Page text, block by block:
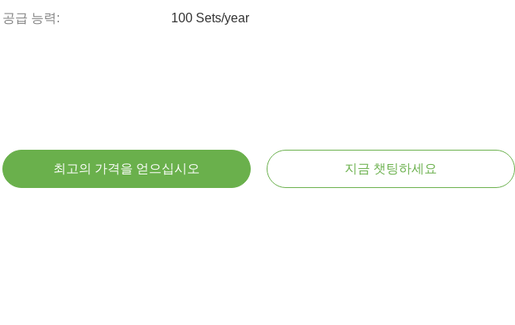
공급 능력: 100 Sets/year
최고의 가격을 얻으십시오 지금 챗팅하세요